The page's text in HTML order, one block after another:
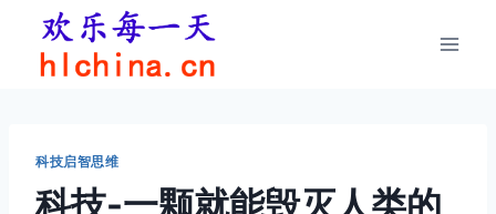
科技启智思维
科技-一颗就能毁灭人类的